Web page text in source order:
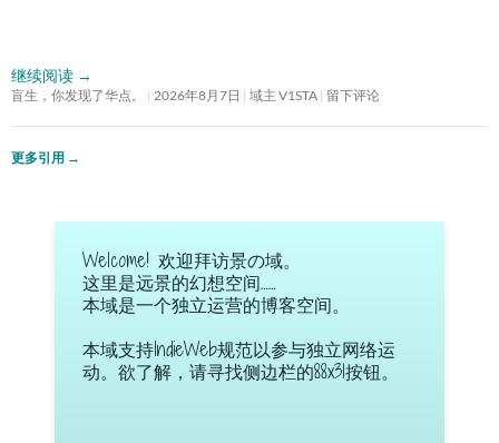
继续阅读 →
盲生，你发现了华点。 2026年8月7日 域主 V1STA 留下评论
更多引用 →
Welcome! 欢迎拜访景の域。
这里是远景的幻想空间……
本域是一个独立运营的博客空间。
本域支持IndieWeb规范以参与独立网络运
动。欲了解，请寻找侧边栏的88x31按钮。